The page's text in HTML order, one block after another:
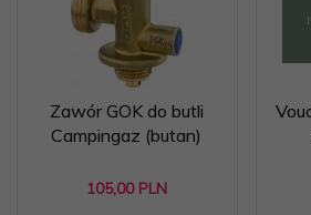
Zawór GOK do butli
Campingaz (butan)
105,00 PLN